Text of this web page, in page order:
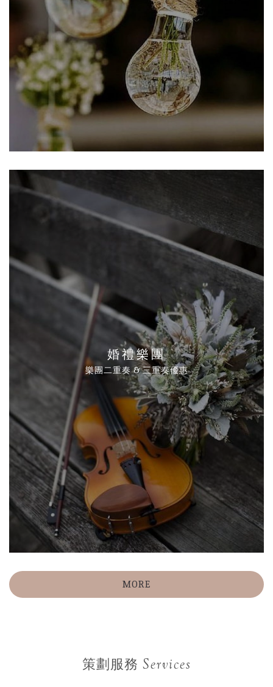
婚禮樂團
樂團二重奏 & 三重奏優惠
MORE
策劃服務 Services